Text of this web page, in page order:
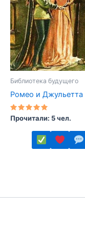
выбрать
на
странице
товара.
Библиотека будущего
Ромео и Джульетта
Оценка
5.00
Прочитали: 5 чел.
несколько